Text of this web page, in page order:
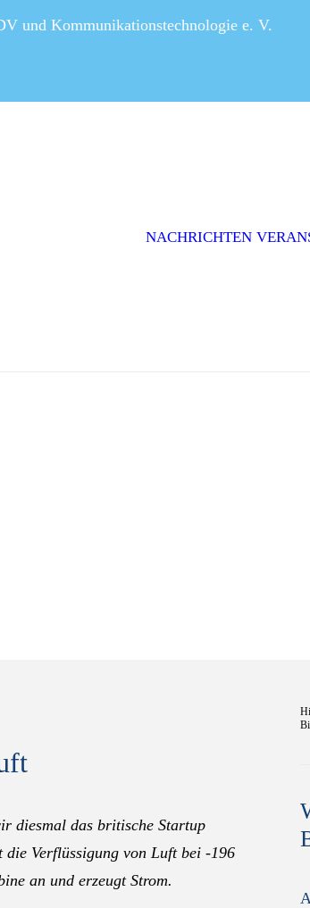
und Kommunikationstechnologie e. V.
NACHRICHTEN
diesmal das britische Startup
die Verflüssigung von Luft bei -196
an und erzeugt Strom.